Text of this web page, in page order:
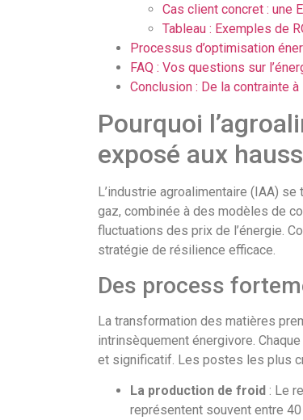
Cas client concret : une
Tableau : Exemples de
Processus d’optimisation
FAQ : Vos questions sur
Conclusion : De la contrainte à
Pourquoi
exposé aux
L’industrie agroalimentaire (IAA)
gaz, combinée à des modèles de
fluctuations des prix de l’énergie.
stratégie de résilience efficace.
Des process
La transformation des matières
intrinsèquement énergivore.
et significatif. Les postes les plus
La production de froid: Le
représentent souvent entre